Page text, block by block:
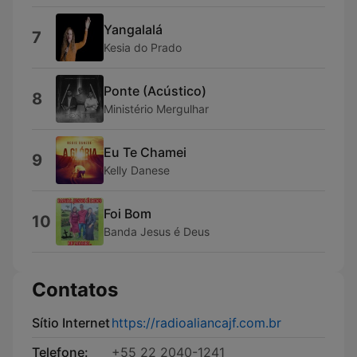
7 Yangalalá
Kesia do Prado
8 Ponte (Acústico)
Ministério Mergulhar
9 Eu Te Chamei
Kelly Danese
10 Foi Bom
Banda Jesus é Deus
Contatos
Sítio Internethttps://radioaliancajf.com.br
Telefone:
+55 22 2040-1241